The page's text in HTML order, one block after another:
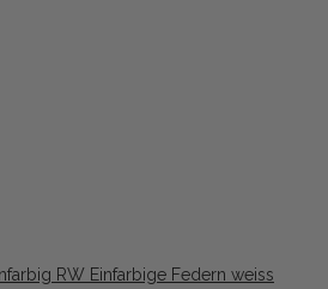
RW Einfarbige Federn weiss